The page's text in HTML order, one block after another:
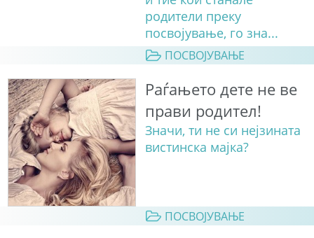
родители преку
посвојување, го зна...
ПОСВОЈУВАЊЕ
Раѓањето дете не ве
прави родител!
Значи, ти не си нејзината
вистинска мајка?
ПОСВОЈУВАЊЕ